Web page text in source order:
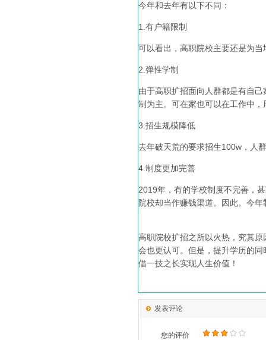
今年和去年有以下不同：
1.有户籍限制
可以看出，高职院校主要还是为
2.弹性学制
由于高职扩招面向人群都是有自
制为主。可在家也可以在工作中，
3.招生规模降低
去年破天荒的要求招生100w，人
4.制度更加完善
2019年，有的学校制度不完善，
院校却当作赚钱渠道。因此。今
高职院校扩招之所以火热，究其
会也更认可。但是，提升学历的
借一技之长实现人生价值！
发表评论
您的评价